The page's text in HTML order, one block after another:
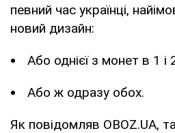
певний час українці,
новий дизайн:
Або однієї з монет в 1 і
Або ж одразу обох.
Як повідомляв OBOZ.UA,